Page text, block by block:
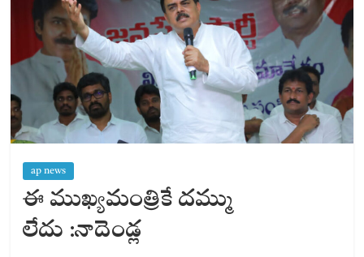
ap news
ఈ ముఖ్యమంత్రికే దమ్ము
లేదు :నాదెండ్ల